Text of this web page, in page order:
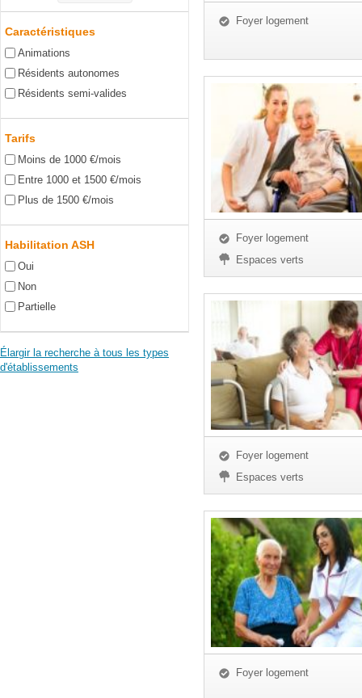
Caractéristiques
Animations
Résidents autonomes
Résidents semi-valides
Tarifs
Moins de 1000 €/mois
Entre 1000 et 1500 €/mois
Plus de 1500 €/mois
Habilitation ASH
Oui
Non
Partielle
Élargir la recherche à tous les types
d'établissements
Foyer logement
Foyer logement
Espaces verts
Foyer logement
Espaces verts
Foyer logement